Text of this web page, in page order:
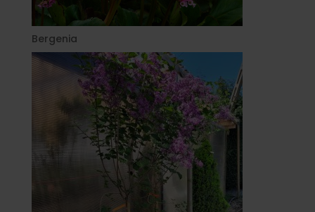
Bergenia